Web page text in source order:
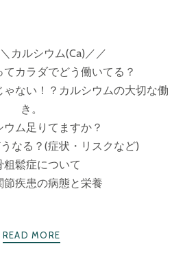
カルシウム(Ca)／／
てカラダでどう働いてる？
ゃない！？カルシウムの大切な働
き。
ウム足りてますか？
なる？(症状・リスクなど)
粗鬆症について
節疾患の病態と栄養
READ MORE